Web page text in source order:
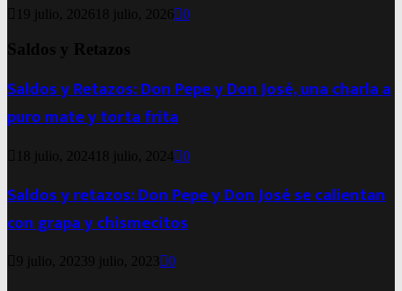
19 julio, 2026 18 julio, 2026 0
Saldos y Retazos
Saldos y Retazos: Don Pepe y Don José, una charla a
puro mate y torta frita
18 julio, 2024 18 julio, 2024 0
Saldos y retazos: Don Pepe y Don José se calientan
con grapa y chismecitos
9 julio, 20239 julio, 2023 0